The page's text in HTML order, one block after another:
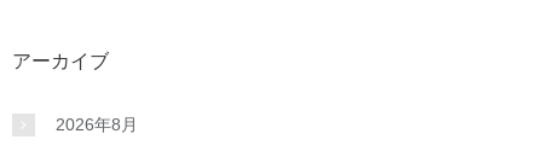
アーカイブ
2026年8月